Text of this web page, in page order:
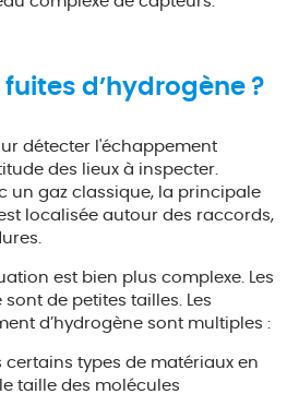
d’hydrogène ?
détecter l'échappement
des lieux à inspecter.
un gaz classique, la principale
localisée autour des raccords,
est bien plus complexe. Les
de petites tailles. Les
d’hydrogène sont multiples :
certains types de matériaux en
taille des molécules